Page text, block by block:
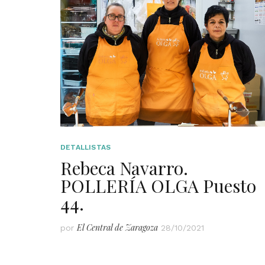
DETALLISTAS
Rebeca Navarro.
POLLERÍA OLGA Puesto
44.
por El Central de Zaragoza 28/10/2021